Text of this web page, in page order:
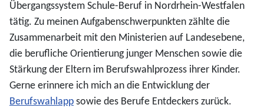
Übergangssystem Schule-Beruf in Nordrhein-Westfalen
tätig. Zu meinen Aufgabenschwerpunkten zählte die
Zusammenarbeit mit den Ministerien auf Landesebene,
die berufliche Orientierung junger Menschen sowie die
Stärkung der Eltern im Berufswahlprozess ihrer Kinder.
Gerne erinnere ich mich an die Entwicklung der
Berufswahlapp sowie des Berufe Entdeckers zurück.